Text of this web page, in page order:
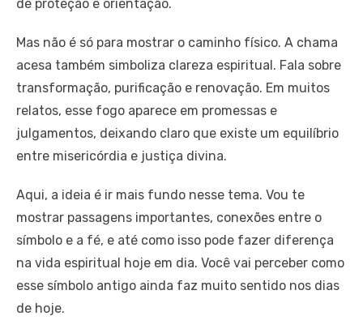
de proteção e orientação.
Mas não é só para mostrar o caminho físico. A chama
acesa também simboliza clareza espiritual. Fala sobre
transformação, purificação e renovação. Em muitos
relatos, esse fogo aparece em promessas e
julgamentos, deixando claro que existe um equilíbrio
entre misericórdia e justiça divina.
Aqui, a ideia é ir mais fundo nesse tema. Vou te
mostrar passagens importantes, conexões entre o
símbolo e a fé, e até como isso pode fazer diferença
na vida espiritual hoje em dia. Você vai perceber como
esse símbolo antigo ainda faz muito sentido nos dias
de hoje.